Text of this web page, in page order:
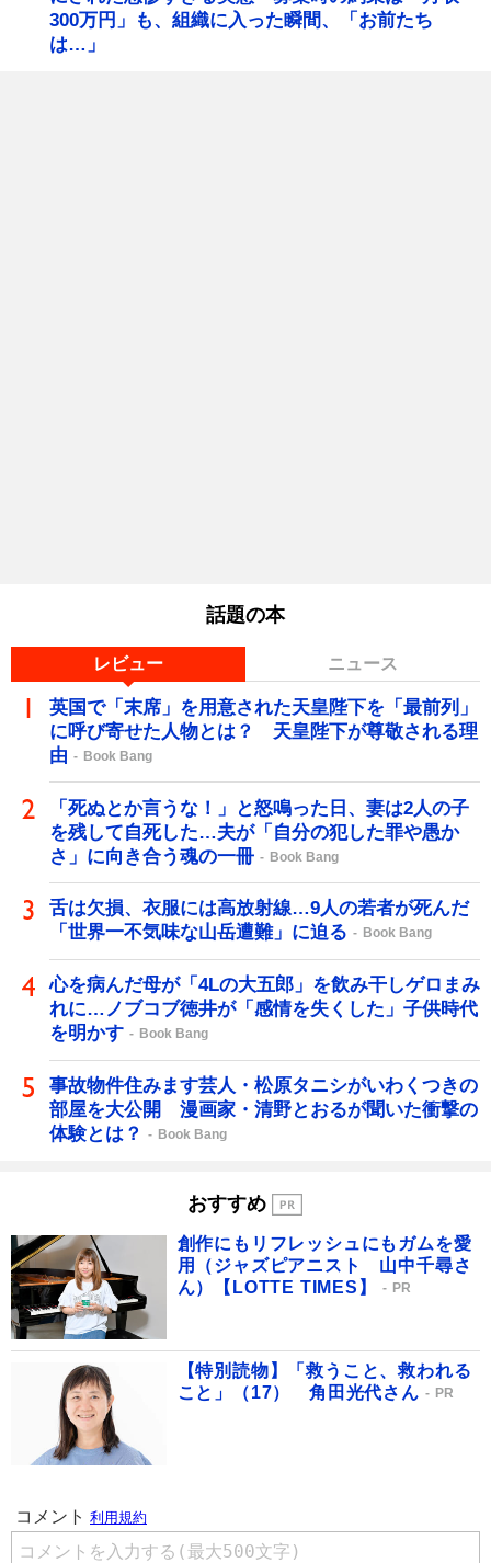
300万円」も、組織に入った瞬間、「お前たち
は…」
話題の本
レビュー ニュース
英国で「末席」を用意された天皇陛下を「最前列」
に呼び寄せた人物とは？ 天皇陛下が尊敬される理
由
Book Bang
「死ぬとか言うな！」と怒鳴った日、妻は2人の子
を残して自死した…夫が「自分の犯した罪や愚か
さ」に向き合う魂の一冊
Book Bang
舌は欠損、衣服には高放射線…9人の若者が死んだ
「世界一不気味な山岳遭難」に迫る
Book Bang
心を病んだ母が「4Lの大五郎」を飲み干しゲロまみ
れに…ノブコブ徳井が「感情を失くした」子供時代
を明かす
Book Bang
事故物件住みます芸人・松原タニシがいわくつきの
部屋を大公開 漫画家・清野とおるが聞いた衝撃の
体験とは？
Book Bang
おすすめ
創作にもリフレッシュにもガムを愛
用（ジャズピアニスト 山中千尋さ
ん）【LOTTE TIMES】
PR
【特別読物】「救うこと、救われる
こと」（17） 角田光代さん
PR